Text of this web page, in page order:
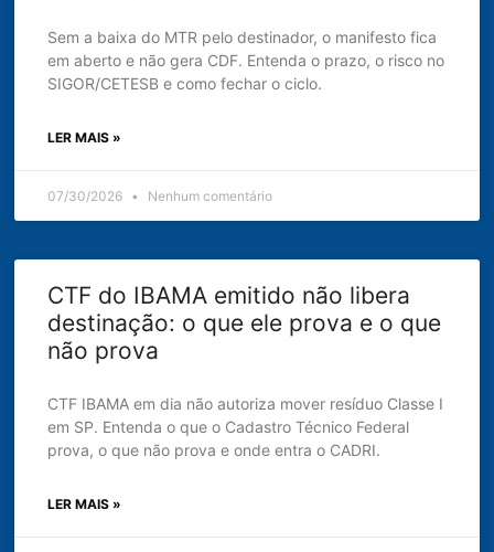
Sem a baixa do MTR pelo destinador, o manifesto fica
em aberto e não gera CDF. Entenda o prazo, o risco no
SIGOR/CETESB e como fechar o ciclo.
LER MAIS »
07/30/2026 Nenhum comentário
CTF do IBAMA emitido não libera
destinação: o que ele prova e o que
não prova
CTF IBAMA em dia não autoriza mover resíduo Classe I
em SP. Entenda o que o Cadastro Técnico Federal
prova, o que não prova e onde entra o CADRI.
LER MAIS »